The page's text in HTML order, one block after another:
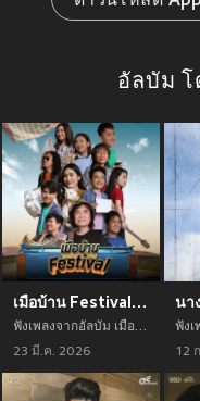
อัลบัม
เมือบ้าน Festival - Single
ฟังเพลงจากอัลบัม เมือบ้าน Festival - Single เพลงใหม่จาก อัพเดทเพลงใหม่ล่าสุดก่อนใคร ตลอดปี 2021
23 มี.ค. 2026
12